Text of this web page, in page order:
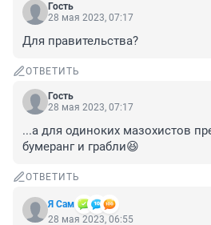
Гость
28 мая 2023, 07:17
Для правительства?
ОТВЕТИТЬ
Гость
28 мая 2023, 07:17
...а для одиноких мазохистов
бумеранг и грабли😆
ОТВЕТИТЬ
Я Сам
28 мая 2023, 06:55